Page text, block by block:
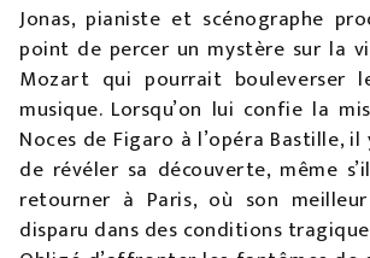
Jonas, pianiste et scénographe
point de percer un mystère sur la
Mozart qui pourrait bouleverser
musique. Lorsqu’on lui confie la
Noces de Figaro à l’opéra Bastille, il
de révéler sa découverte, même
retourner à Paris, où son
disparu dans des conditions